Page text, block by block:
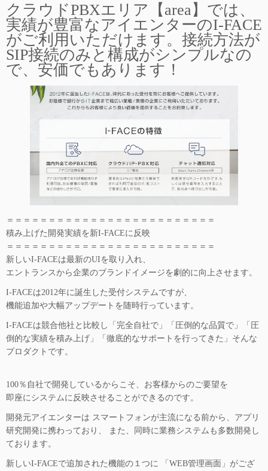
クラウドPBXエリア【area】では、
実績が豊富なアイエンターのI-FACE
がご利用いただけます。接続方法が
SIP接続のみと構成がシンプルなの
で、安価でもあります！
＝＝＝＝＝＝＝＝＝＝＝＝＝＝＝＝＝＝＝＝＝＝＝＝＝
積み上げた開発実績を新I-FACEに反映
＝＝＝＝＝＝＝＝＝＝＝＝＝＝＝＝＝＝＝＝＝＝＝＝＝
新しいI-FACEは最新のUIを取り入れ、
エントランスから企業のブランドイメージを劇的に向上させます。
I-FACEは2012年に誕生した受付システムですが、
機能追加や大幅アップデートを随時行っています。
I-FACEは競合他社と比較し「完全自社で」「圧倒的な品質で」「圧
倒的な実績を積み上げ」「徹底的なサポートを行ってきた」そんな
プロダクトです。
100％自社で開発しているからこそ、お客様からのご要望を
即座にシステムに反映させることができるのです。
開発元アイエンターは スマートフォンが主流になる前から、アプリ
研究開発に携わっており、 また、同時に業務システムも多数開発し
ております。
新しいI-FACEで追加された機能の１つに 「WEB管理画面」がござ